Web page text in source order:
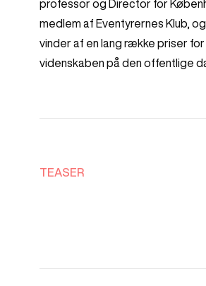
professor og Director for
medlem af Eventyrernes Klub,
vinder af en lang række priser
videnskaben på den offentlige
TEASER